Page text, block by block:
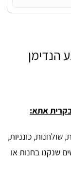
הנדימן
בקרית אתא:
שולחנות, כונניות,
שנקנו בחנות או